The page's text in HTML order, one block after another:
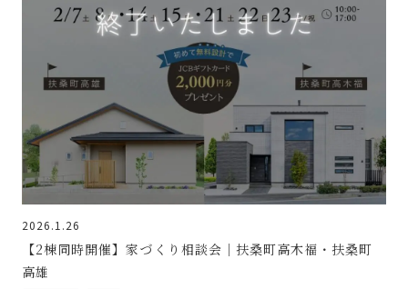
2026.1.26
【2棟同時開催】家づくり相談会｜扶桑町高木福・扶桑町
高雄